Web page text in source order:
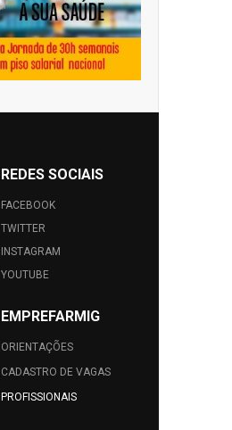
REDES SOCIAIS
FACEBOOK
TWITTER
INSTAGRAM
YOUTUBE
EMPREFARMIG
ORIENTAÇÕES
CADASTRO DE VAGAS
PROFISSIONAIS